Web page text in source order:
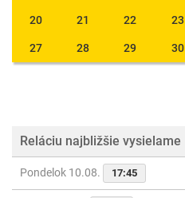
20 21 22 23
27 28 29 30
Reláciu najbližšie vysielame
Pondelok 10.08. 17:45